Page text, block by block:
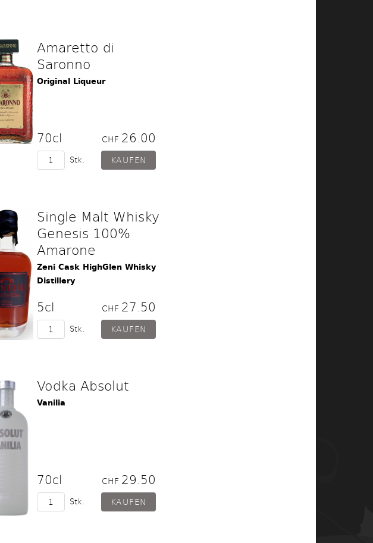
Amaretto di
Saronno
Original Liqueur
70cl CHF 26.00
Stk.
Single Malt Whisky
Genesis 100%
Amarone
Zeni Cask HighGlen Whisky
Distillery
5cl CHF 27.50
Stk.
Vodka Absolut
Vanilia
70cl CHF 29.50
Stk.